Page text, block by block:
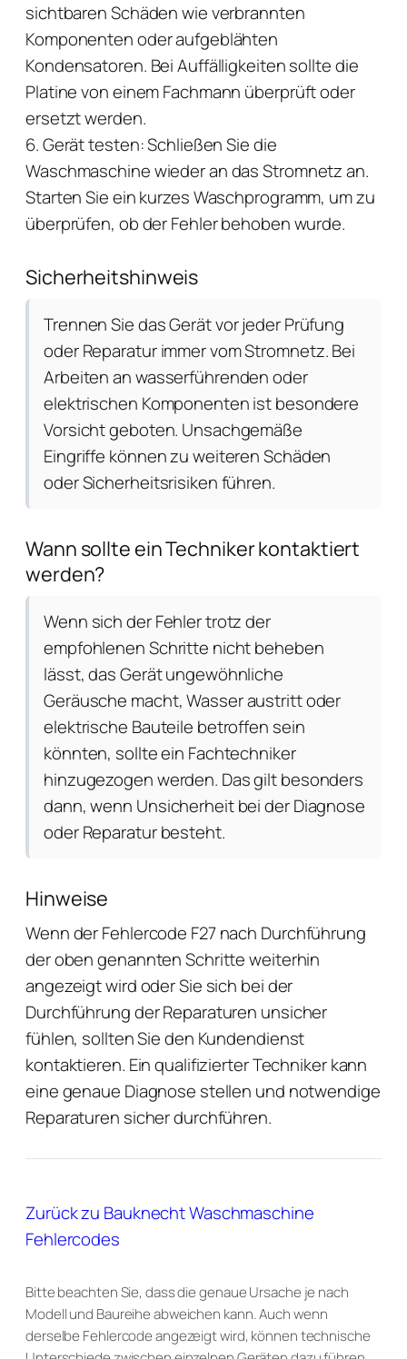
sichtbaren Schäden wie verbrannten
Komponenten oder aufgeblähten
Kondensatoren. Bei Auffälligkeiten sollte die
Platine von einem Fachmann überprüft oder
ersetzt werden.
6. Gerät testen: Schließen Sie die
Waschmaschine wieder an das Stromnetz an.
Starten Sie ein kurzes Waschprogramm, um zu
überprüfen, ob der Fehler behoben wurde.
Sicherheitshinweis
Trennen Sie das Gerät vor jeder Prüfung
oder Reparatur immer vom Stromnetz. Bei
Arbeiten an wasserführenden oder
elektrischen Komponenten ist besondere
Vorsicht geboten. Unsachgemäße
Eingriffe können zu weiteren Schäden
oder Sicherheitsrisiken führen.
Wann sollte ein Techniker kontaktiert
werden?
Wenn sich der Fehler trotz der
empfohlenen Schritte nicht beheben
lässt, das Gerät ungewöhnliche
Geräusche macht, Wasser austritt oder
elektrische Bauteile betroffen sein
könnten, sollte ein Fachtechniker
hinzugezogen werden. Das gilt besonders
dann, wenn Unsicherheit bei der Diagnose
oder Reparatur besteht.
Hinweise
Wenn der Fehlercode F27 nach Durchführung
der oben genannten Schritte weiterhin
angezeigt wird oder Sie sich bei der
Durchführung der Reparaturen unsicher
fühlen, sollten Sie den Kundendienst
kontaktieren. Ein qualifizierter Techniker kann
eine genaue Diagnose stellen und notwendige
Reparaturen sicher durchführen.
Zurück zu Bauknecht Waschmaschine
Fehlercodes
Bitte beachten Sie, dass die genaue Ursache je nach
Modell und Baureihe abweichen kann. Auch wenn
derselbe Fehlercode angezeigt wird, können technische